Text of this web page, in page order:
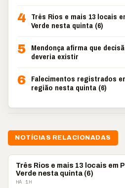
4 Três Rios e mais 13 locais
Verde nesta quinta (6)
5 Mendonça afirma que
deveria existir
6 Falecimentos registrados
região nesta quinta (6)
NOTÍCIAS RELACIONADAS
PONTA GROSSA
Três Rios e mais 13 locais em
Verde nesta quinta (6)
HÁ 1H